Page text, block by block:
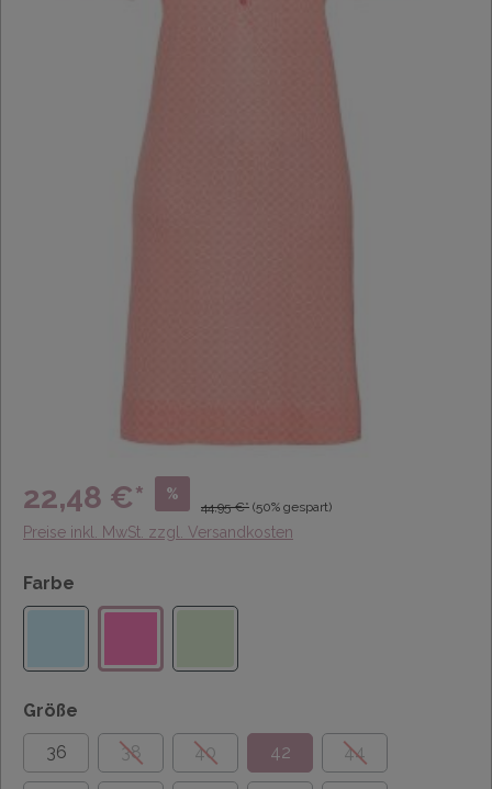
22,48 €* %
44,95 €* (50% gespart)
Preise inkl. MwSt. zzgl. Versandkosten
Farbe
Größe
36
38 40 42 44